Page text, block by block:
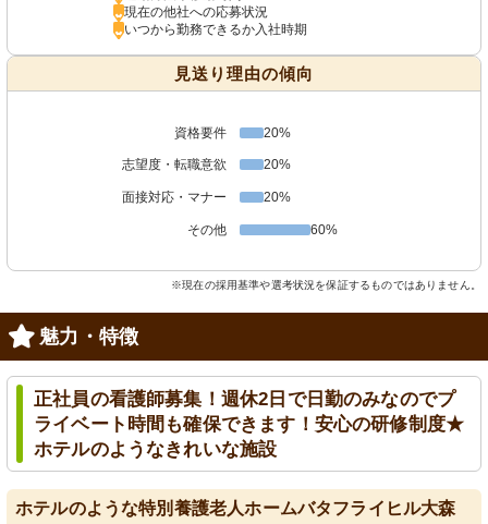
現在の他社への応募状況
いつから勤務できるか入社時期
見送り理由の傾向
資格要件 20%
志望度・転職意欲 20%
面接対応・マナー 20%
その他 60%
※現在の採用基準や選考状況を保証するものではありません。
魅力・特徴
正社員の看護師募集！週休2日で日勤のみなのでプ
ライベート時間も確保できます！安心の研修制度★
ホテルのようなきれいな施設
ホテルのような特別養護老人ホームバタフライヒル大森